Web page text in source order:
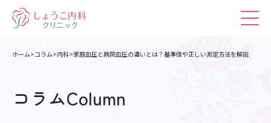
ホーム コラム 内科 家庭血圧と病院血圧の違いとは？基準値や正しい測定方法を解説
コラムColumn